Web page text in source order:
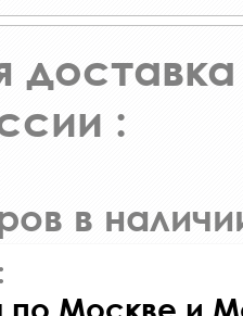
доставка
:
в
по Москве и